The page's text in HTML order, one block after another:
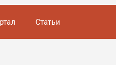
Статьи